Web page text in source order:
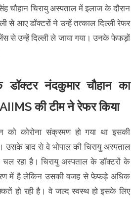
चौहान चिरायु अस्पताल में इलाज के दौरान
से आए डॉक्टरों ने उन्हें तत्काल दिल्ली रेफर
से उन्हें दिल्ली ले जाया गया। उनके फेफड़ों
डॉक्टर नंदकुमार चौहान का
की टीम ने रेफर किया
को कोरोना संक्रमण हो गया था इसकी
उसके बाद से वे भोपाल की चिरायु अस्पताल
चल रहा है। चिरायु अस्पताल के डॉक्टरों के
में है लेकिन उसकी वजह से फेफड़े अधिक
हो रही है। वे जल्द स्वस्थ हो इसके लिए